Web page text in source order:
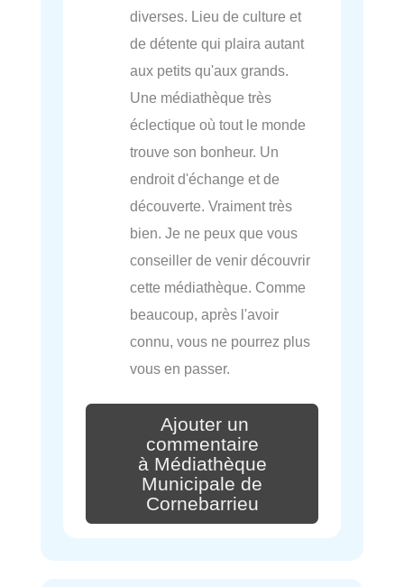
diverses. Lieu de culture et
de détente qui plaira autant
aux petits qu'aux grands.
Une médiathèque très
éclectique où tout le monde
trouve son bonheur. Un
endroit d'échange et de
découverte. Vraiment très
bien. Je ne peux que vous
conseiller de venir découvrir
cette médiathèque. Comme
beaucoup, après l'avoir
connu, vous ne pourrez plus
vous en passer.
Ajouter un
commentaire
à Médiathèque
Municipale de
Cornebarrieu